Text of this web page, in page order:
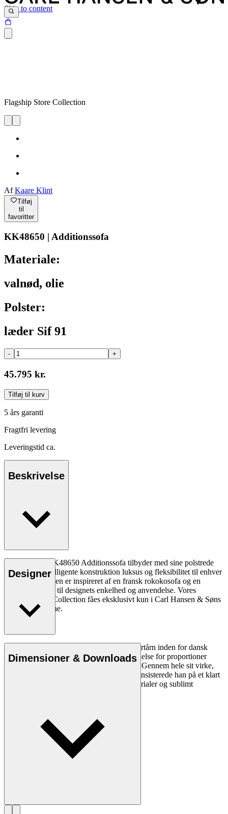
Skip to content
Flagship Store Collection
AfKaare Klint
Tilføj
til
favoritter
KK48650 | Additionssofa
Materiale:
valnød, olie
Polster:
læder Sif 91
- +
45.795 kr.
Tilføj til kurv
5 års garanti
Fragtfri levering
Leveringstid ca.
Beskrivelse
Kaare Klints KK48650 Additionssofa tilbyder med sine polstrede
moduler og intelligente konstruktion luksus og fleksibilitet til enhver
indretning. Sofaen er inspireret af en fransk rokokosofa og en
markant hyldest til designets enkelhed og anvendelse. Vores
Flagship Store Collection fåes eksklusivt kun i Carl Hansen & Søns
butikker & online.
Designer
Arkitekt Kaare Klint (1888-1954) var et fyrtårn inden for dansk
design og skabte med sin enestående forståelse for proportioner
fundamentet for Danish Modern-begrebet. Gennem hele sit virke,
hvor han skabte en stribe af designikoner, insisterede han på et klart
og logisk design, rene linjer, optimale materialer og sublimt
Dimensioner & Downloads